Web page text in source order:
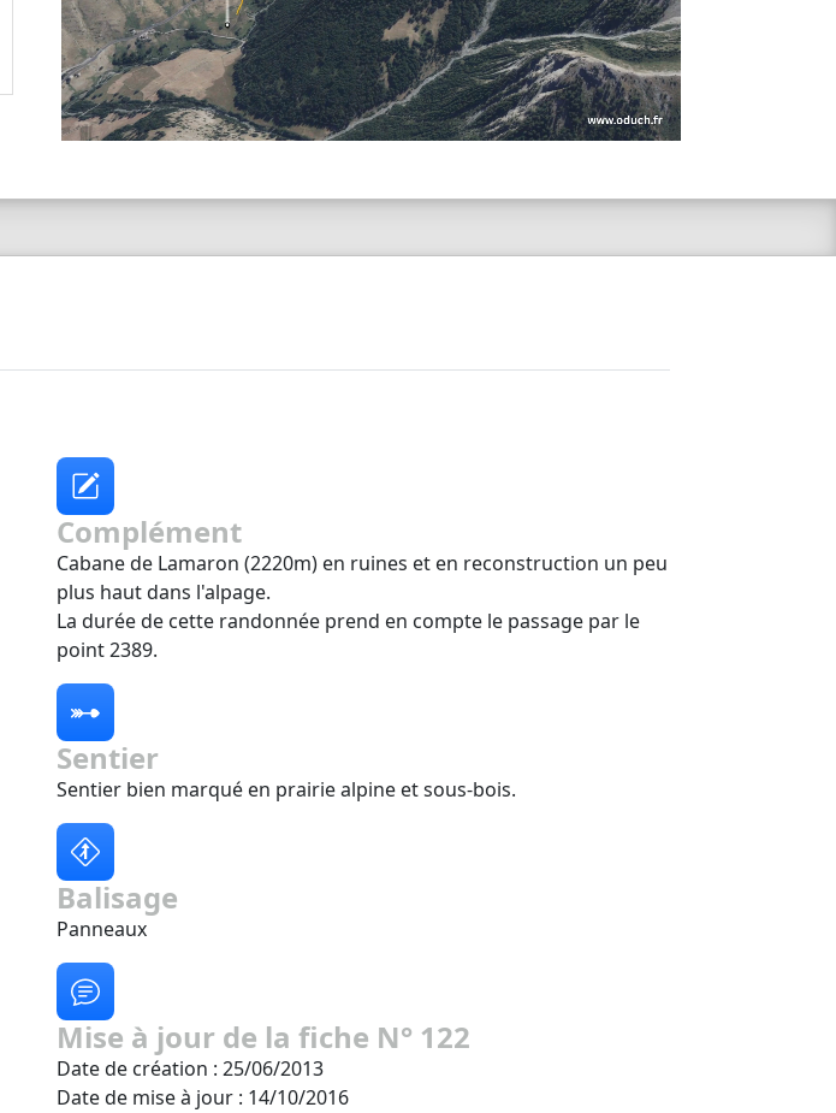
Complément
Cabane de Lamaron (2220m) en ruines et en reconstruction un peu
plus haut dans l'alpage.
La durée de cette randonnée prend en compte le passage par le
point 2389.
Sentier
Sentier bien marqué en prairie alpine et sous-bois.
Balisage
Panneaux
Mise à jour de la fiche N° 122
Date de création : 25/06/2013
Date de mise à jour : 14/10/2016